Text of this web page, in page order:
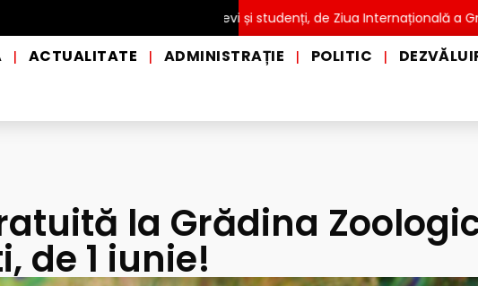
pentru copii, elevi și studenți, de Ziua Internațională a Grădinilor
| ACTUALITATE | ADMINISTRAȚIE | POLITIC |
la Grădina
de 1 iunie!